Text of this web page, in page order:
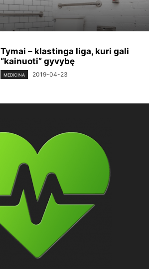
Tymai – klastinga liga, kuri gali
“kainuoti” gyvybę
MEDICINA 2019-04-23